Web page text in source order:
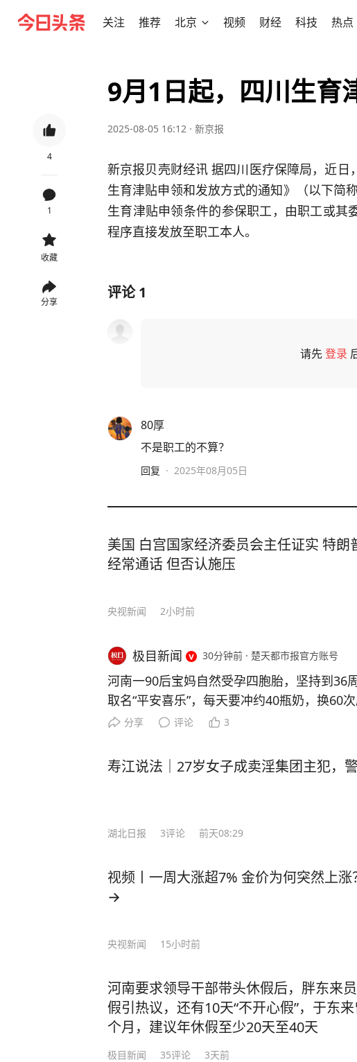
关注 推荐 北京 视频 财经 科技 热点
4
1
收藏
分享
9月1日起，四川生育
2025-08-05 16:12 · 新京报
新京报贝壳财经讯 据四川医疗保障局，近
生育津贴申领和发放方式的通知》（以下简
生育津贴申领条件的参保职工，由职工或
程序直接发放至职工本人。
评论1
请先登录
80厚
不是职工的不算？
回复 · 2025年08月05日
美国 白宫国家经济委员会主任证实 特朗
经常通话 但否认施压
央视新闻 2小时前
极目新闻 30分钟前 · 楚天都市报官方账号
河南一90后宝妈自然受孕四胞胎，坚持到36
取名“平安喜乐”，每天要冲约40瓶奶，换60
90后宝妈火了！自然受孕怀上四胞胎，三儿
是常人难以想象的艰辛。怀上四胞胎风险极
胎，但宝妈说什么也舍不得放弃任何一个，
带娃：每天要冲约40瓶奶，换60次尿不湿，
喂，人少就先喂哭的那个。”有人问累不累，
归累，可一看见四个孩子并排躺着，啥都值了
个哥哥。” （来源：民生大参考） 更多精彩
索，一经采纳即付报酬。24小时报料热线
分享 评论 3
寿江说法｜27岁女子成卖淫集团主犯，
湖北日报 3评论 前天08:29
视频丨一周大涨超7% 金价为何突然上
→
央视新闻 15小时前
河南要求领导干部带头休假后，胖东来
假引热议，还有10天“不开心假”，于东
个月，建议年休假至少20天至40天
极目新闻 35评论 3天前